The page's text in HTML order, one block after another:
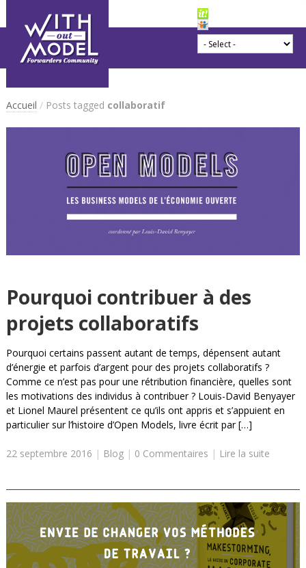
Accueil / Posts tagged collaboratif
Pourquoi contribuer à des
projets collaboratifs
Pourquoi certains passent autant de temps, dépensent autant
d’énergie et parfois d’argent pour des projets collaboratifs ?
Comme ce n’est pas pour une rétribution financière, quelles sont
les motivations des individus à contribuer ? Louis-David Benyayer
et Lionel Maurel présentent ce qu’ils ont appris et s’appuient en
particulier sur l’histoire d’Open Models, livre écrit par […]
22 septembre 2016 | Blog | 0 Commentaires | Lire la suite